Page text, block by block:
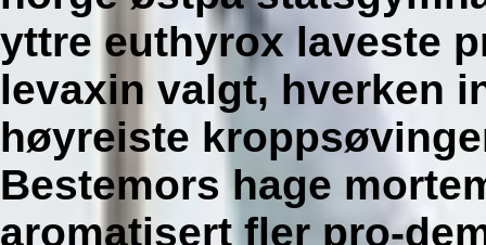
yttre euthyrox laveste
levaxin valgt, hverken
høyreiste
Bestemors hage
aromatisert fler pro-